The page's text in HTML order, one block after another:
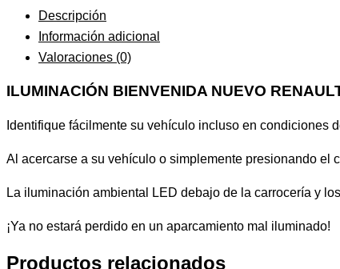
Descripción
Información adicional
Valoraciones (0)
ILUMINACIÓN BIENVENIDA NUEVO
Identifique fácilmente su vehículo incluso en condiciones
Al acercarse a su vehículo o simplemente presionando el
La iluminación ambiental LED debajo de la carrocería y
¡Ya no estará perdido en un aparcamiento mal iluminado!
Productos relacionados